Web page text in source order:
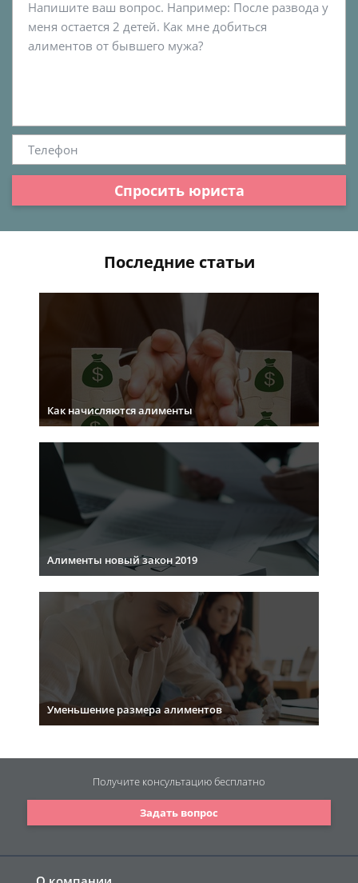
Спросить юриста
Последние статьи
Как начисляются алименты
Алименты новый закон 2019
Уменьшение размера алиментов
Задать вопрос
Получите консультациюбесплатно